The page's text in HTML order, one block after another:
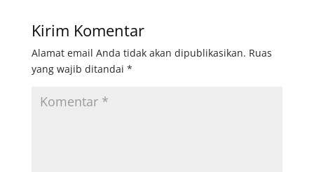
Kirim Komentar
Alamat email Anda tidak akan dipublikasikan. Ruas
yang wajib ditandai *